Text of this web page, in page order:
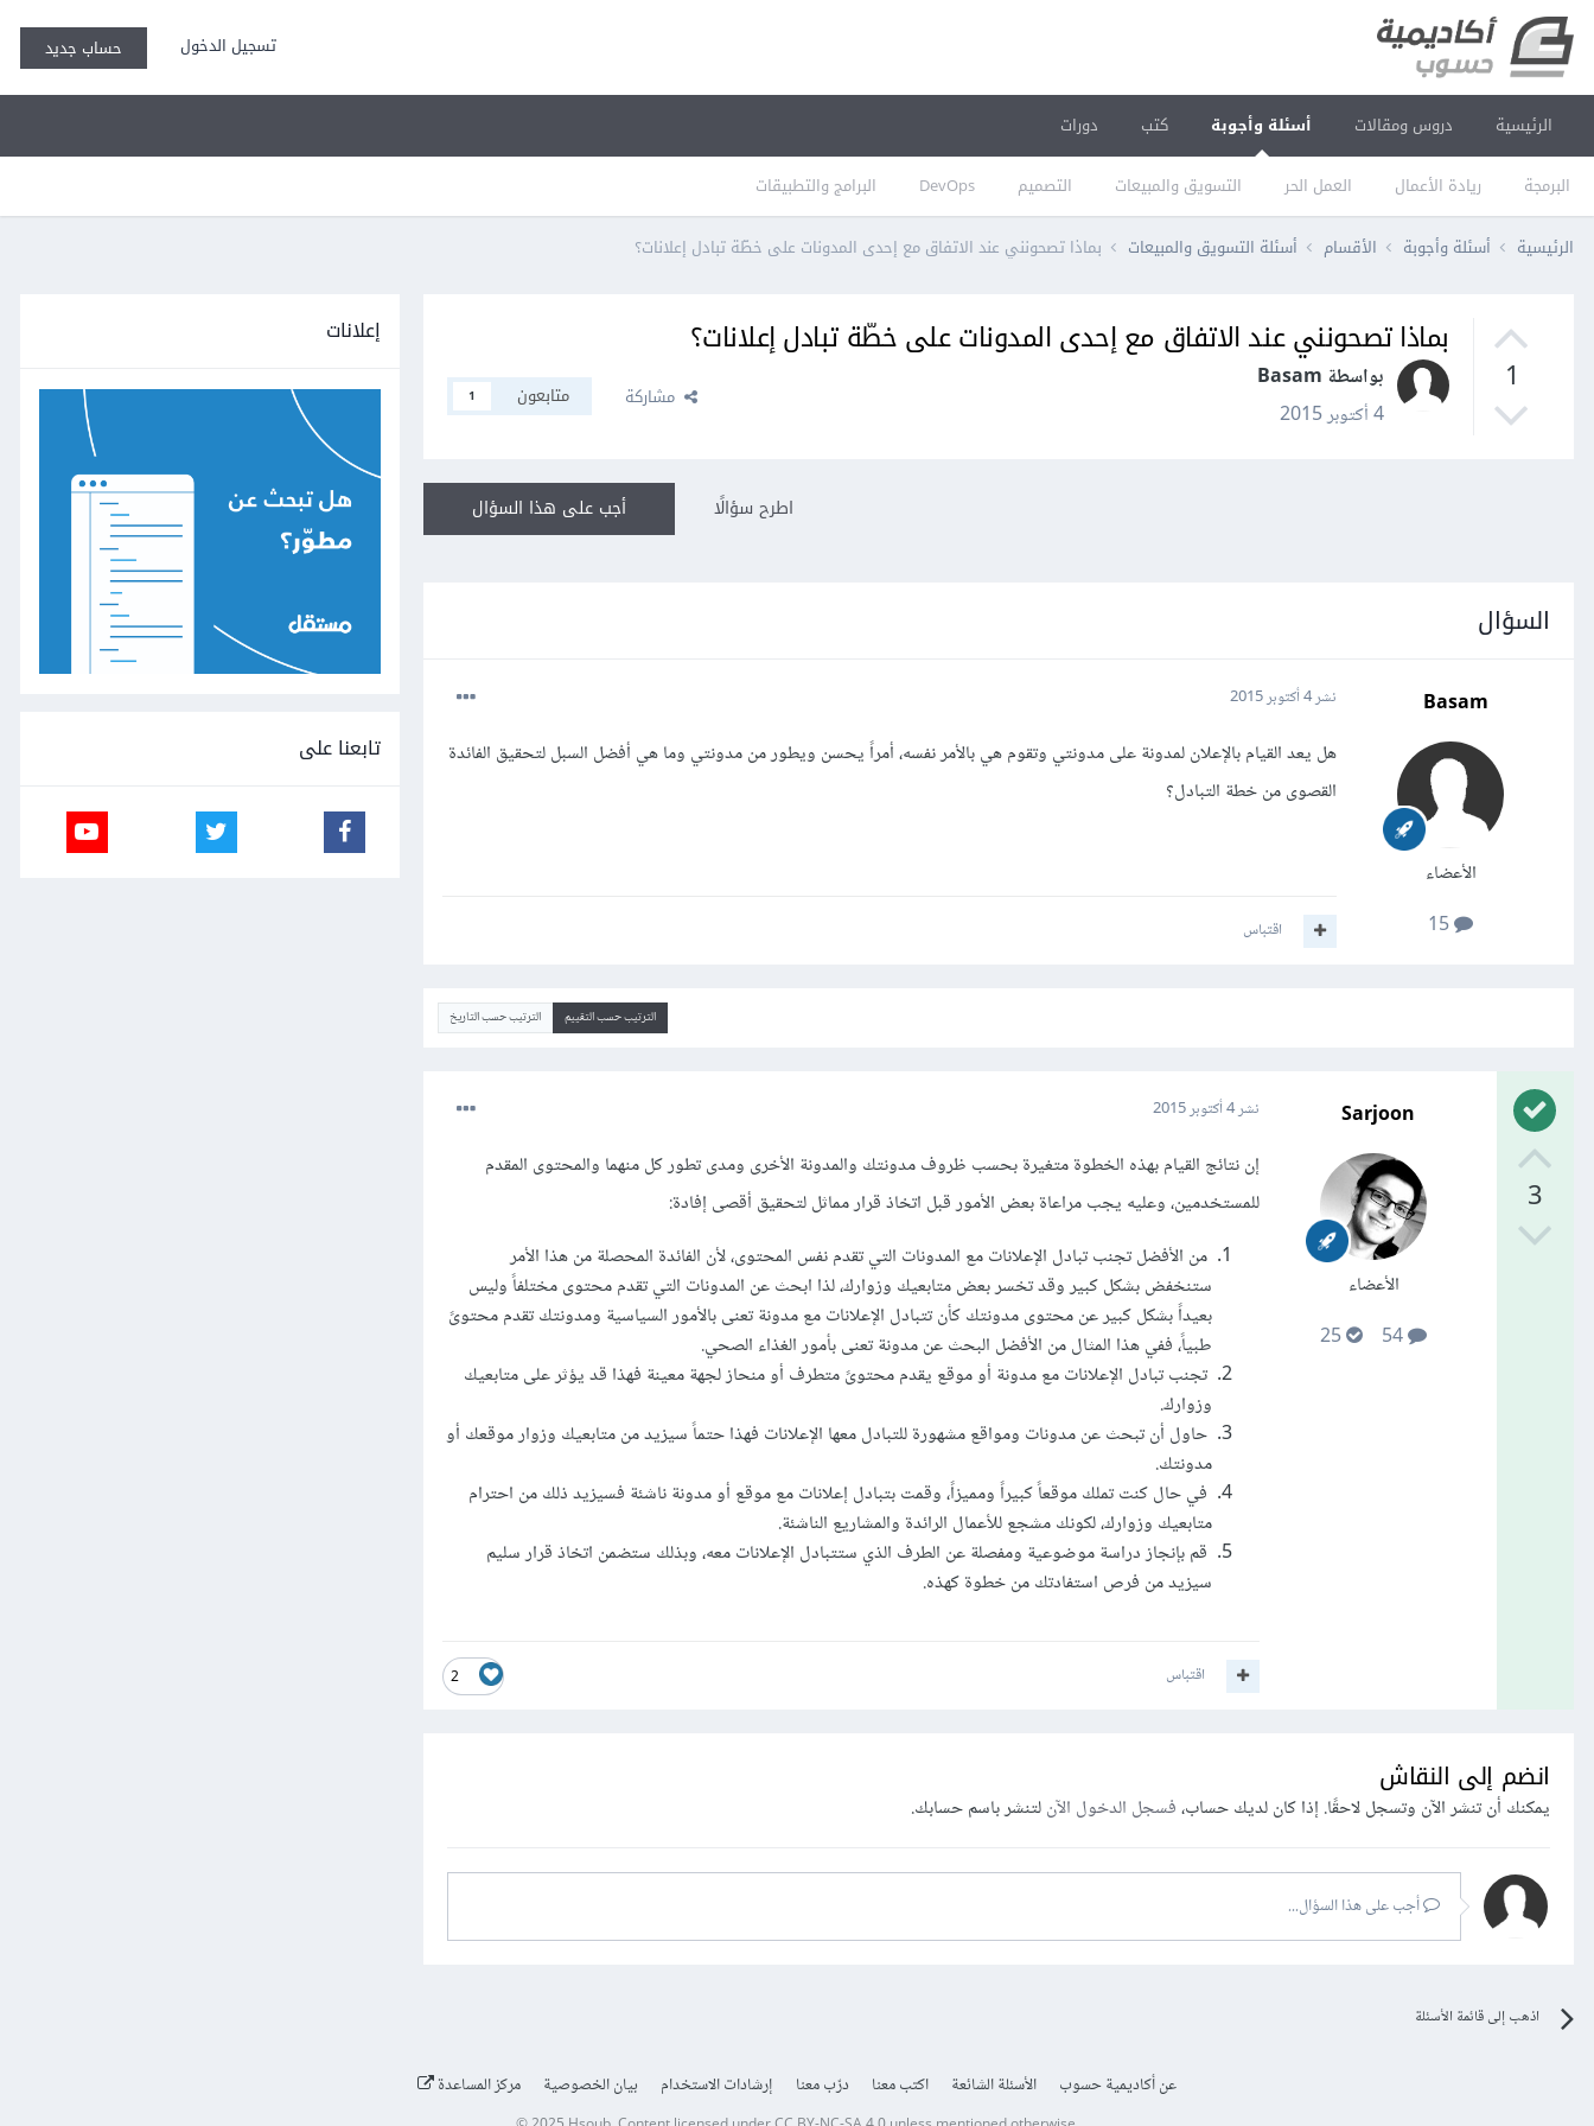
تسجيل الدخول حساب جديد
الرئيسية دروس ومقالات أسئلة وأجوبة
البرمجة ريادة الأعمال العمل الحر التسويق والمبيعات التصميم DevOps البرامج والتطبيقات
كتب دورات
الرئيسية أسئلة وأجوبة الأقسام أسئلة التسويق والمبيعات بماذا تصحونني عند الاتفاق مع إحدى المدونات على خطّة تبادل إعلانات؟
1
بماذا تصحونني عند الاتفاق مع إحدى المدونات على خطّة تبادل إعلانات؟
بواسطة Basam
4 أكتوبر 2015
مشاركة متابعون 1
أجب على هذا السؤال اطرح سؤالًا
السؤال
Basam
الأعضاء
نشر4 أكتوبر 2015
هل يعد القيام بالإعلان لمدونة على مدونتي وتقوم هي بالأمر نفسه، أمراً يحسن ويطور من مدونتي وما هي أفضل السبل لتحقيق الفائدة
القصوى من خطة التبادل؟
اقتباس
الترتيب حسب التقييم الترتيب حسب التاريخ
3
Sarjoon
الأعضاء
نشر4 أكتوبر 2015
إن نتائج القيام بهذه الخطوة متغيرة بحسب ظروف مدونتك والمدونة الأخرى ومدى تطور كل منهما والمحتوى المقدم
للمستخدمين، وعليه يجب مراعاة بعض الأمور قبل اتخاذ قرار مماثل لتحقيق أقصى إفادة:
من الأفضل تجنب تبادل الإعلانات مع المدونات التي تقدم نفس المحتوى، لأن الفائدة المحصلة من هذا الأمر
ستنخفض بشكل كبير وقد تخسر بعض متابعيك وزوارك، لذا ابحث عن المدونات التي تقدم محتوى مختلفاً وليس
بعيداً بشكل كبير عن محتوى مدونتك كأن تتبادل الإعلانات مع مدونة تعنى بالأمور السياسية ومدونتك تقدم محتوىً
طبياً، ففي هذا المثال من الأفضل البحث عن مدونة تعنى بأمور الغذاء الصحي.
تجنب تبادل الإعلانات مع مدونة أو موقع يقدم محتوىً متطرف أو منحاز لجهة معينة فهذا قد يؤثر على متابعيك
وزوارك.
حاول أن تبحث عن مدونات ومواقع مشهورة للتبادل معها الإعلانات فهذا حتماً سيزيد من متابعيك وزوار موقعك أو
مدونتك.
في حال كنت تملك موقعاً كبيراً ومميزاً، وقمت بتبادل إعلانات مع موقع أو مدونة ناشئة فسيزيد ذلك من احترام
متابعيك وزوارك، لكونك مشجع للأعمال الرائدة والمشاريع الناشئة.
قم بإنجاز دراسة موضوعية ومفصلة عن الطرف الذي ستتبادل الإعلانات معه، وبذلك ستضمن اتخاذ قرار سليم
سيزيد من فرص استفادتك من خطوة كهذه.
2 اقتباس
انضم إلى النقاش
يمكنك أن تنشر الآن وتسجل لاحقًا. إذا كان لديك حساب،فسجل الدخول الآنلتنشر باسم حسابك.
أجب على هذا السؤال...
اذهب إلى قائمة الأسئلة
إعلانات
تابعنا على
عن أكاديمية حسوب الأسئلة الشائعة اكتب معنا درّب معنا إرشادات الاستخدام بيان الخصوصية مركز المساعدة